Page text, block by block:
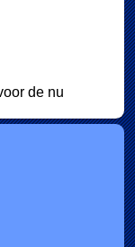
de nu